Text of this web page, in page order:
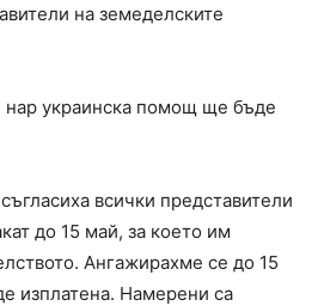
на земеделските
нар украинска помощ ще бъде
всички представители
до 15 май, за което им
Ангажирахме се до 15
изплатена. Намерени са